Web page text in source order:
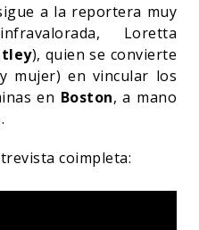
a la reportera muy
Loretta
), quien se convierte
mujer) en vincular los
en Boston, a mano
coimpleta: